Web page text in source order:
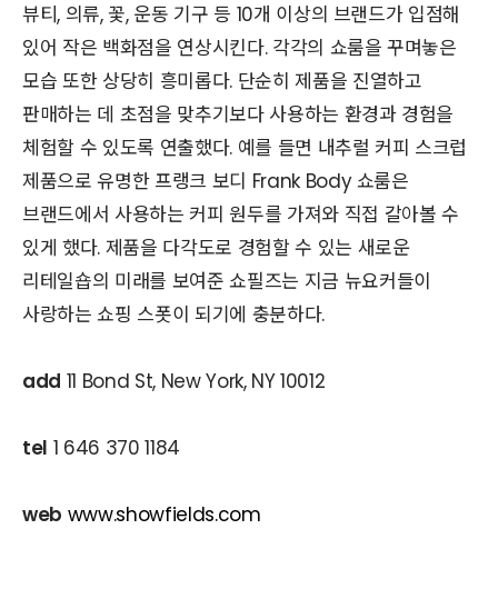
뷰티, 의류, 꽃, 운동 기구 등 10개 이상의 브랜드가 입점해
있어 작은 백화점을 연상시킨다. 각각의 쇼룸을 꾸며놓은
모습 또한 상당히 흥미롭다. 단순히 제품을 진열하고
판매하는 데 초점을 맞추기보다 사용하는 환경과 경험을
체험할 수 있도록 연출했다. 예를 들면 내추럴 커피 스크럽
제품으로 유명한 프랭크 보디 Frank Body 쇼룸은
브랜드에서 사용하는 커피 원두를 가져와 직접 갈아볼 수
있게 했다. 제품을 다각도로 경험할 수 있는 새로운
리테일숍의 미래를 보여준 쇼필즈는 지금 뉴요커들이
사랑하는 쇼핑 스폿이 되기에 충분하다.
add 11 Bond St, New York, NY 10012
tel 1 646 370 1184
web www.showfields.com